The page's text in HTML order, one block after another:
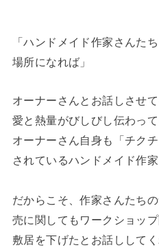
「ハンドメイド作家さんた
場所になれば」
オーナーさんとお話しさせ
愛と熱量がびしびし伝わって
オーナーさん自身も「チク
されているハンドメイド作家
だからこそ、作家さんたち
売に関してもワークショッ
敷居を下げたとお話ししてく